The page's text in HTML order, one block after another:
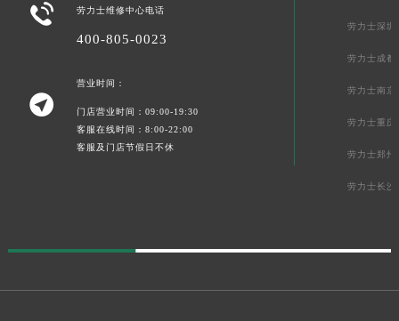
 劳力士维修中心电话
400-805-0023

营业时间：
门店营业时间：09:00-19:30
客服在线时间：8:00-22:00
客服及门店节假日不休
劳力士深圳
劳力士成都
劳力士南京
劳力士重庆
劳力士郑州
劳力士长沙